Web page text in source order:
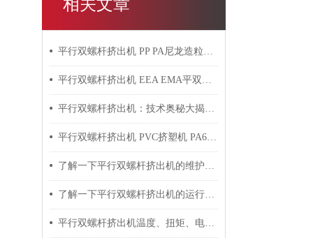
相关文章
平行双螺杆挤出机 PP PA尼龙造粒机技术参数
平行双螺杆挤出机 EEA EMA平双挤出机 双螺杆挤出机技术参数
平行双螺杆挤出机：技术奥秘大揭秘！
平行双螺杆挤出机 PVC挤塑机 PA6+玻纤挤出造粒机技术参数
了解一下平行双螺杆挤出机的维护保养方法吧
了解一下平行双螺杆挤出机的运行过程吧
平行双螺杆挤出机温度、扭矩、电流控制要点